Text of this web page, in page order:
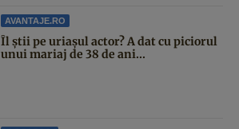
AVANTAJE.RO
Îl știi pe uriașul actor? A dat cu piciorul
unui mariaj de 38 de ani...